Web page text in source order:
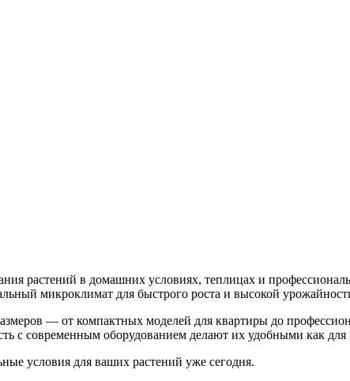
растений в домашних условиях, теплицах и
микроклимат для быстрого роста и высокой
— от компактных моделей для квартиры до
с современным оборудованием делают их удобными как
условия для ваших растений уже сегодня.